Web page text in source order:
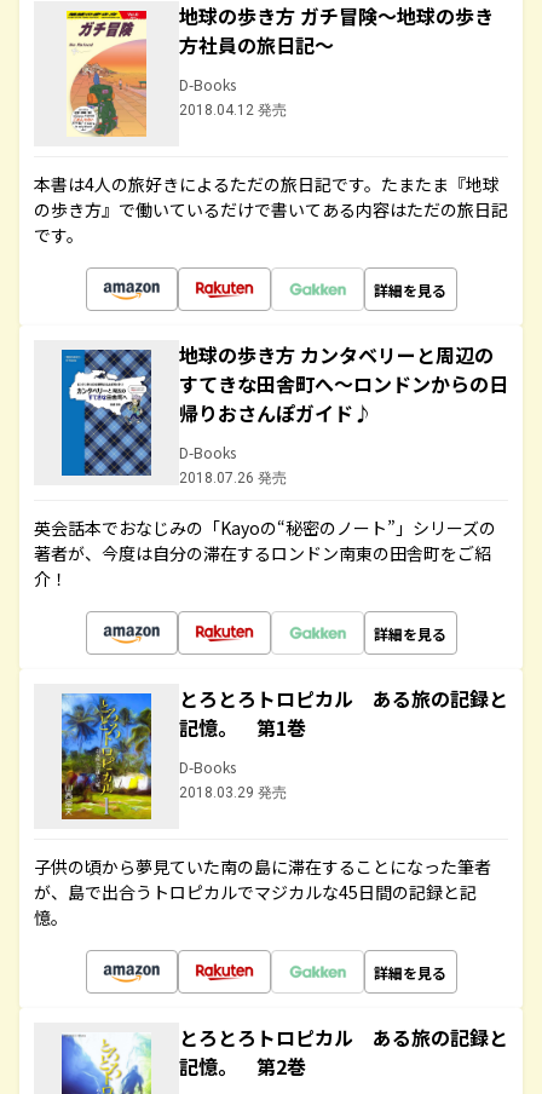
地球の歩き方 ガチ冒険～地球の歩き
方社員の旅日記～
D-Books
2018.04.12 発売
本書は4人の旅好きによるただの旅日記です。たまたま『地球
の歩き方』で働いているだけで書いてある内容はただの旅日記
です。
詳細を見る
地球の歩き方 カンタベリーと周辺の
すてきな田舎町へ～ロンドンからの日
帰りおさんぽガイド♪
D-Books
2018.07.26 発売
英会話本でおなじみの「Kayoの“秘密のノート”」シリーズの
著者が、今度は自分の滞在するロンドン南東の田舎町をご紹
介！
詳細を見る
とろとろトロピカル ある旅の記録と
記憶。 第1巻
D-Books
2018.03.29 発売
子供の頃から夢見ていた南の島に滞在することになった筆者
が、島で出合うトロピカルでマジカルな45日間の記録と記
憶。
詳細を見る
とろとろトロピカル ある旅の記録と
記憶。 第2巻